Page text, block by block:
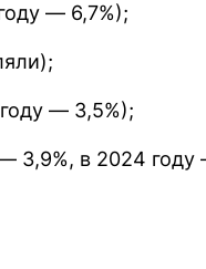
— 6,7%);
— 3,5%);
3,9%, в 2024